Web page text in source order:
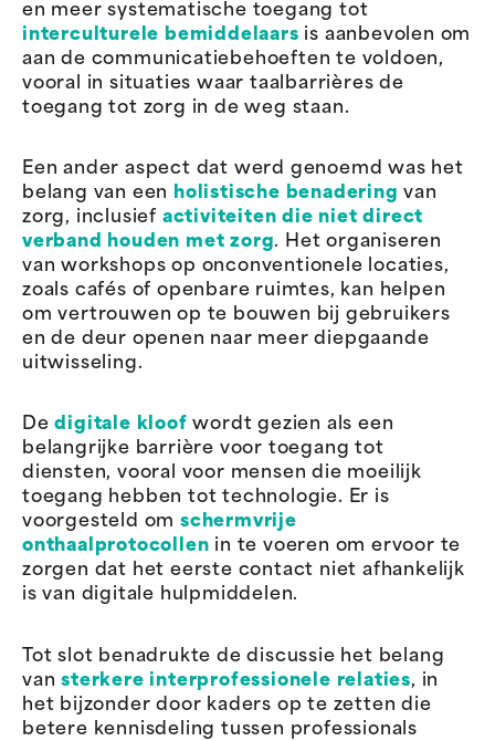
en meer systematische toegang tot
interculturele bemiddelaars is aanbevolen om
aan de communicatiebehoeften te voldoen,
vooral in situaties waar taalbarrières de
toegang tot zorg in de weg staan.
Een ander aspect dat werd genoemd was het
belang van een
holistische benadering van
zorg, inclusief activiteiten die niet direct
verband houden met zorg. Het organiseren
van workshops op onconventionele locaties,
zoals cafés of openbare ruimtes, kan helpen
om vertrouwen op te bouwen bij gebruikers
en de deur openen naar meer diepgaande
uitwisseling.
Dedigitale kloof wordt gezien als een
belangrijke barrière voor toegang tot
diensten, vooral voor mensen die moeilijk
toegang hebben tot technologie. Er is
voorgesteld omschermvrije
onthaalprotocollen in te voeren om ervoor te
zorgen dat het eerste contact niet afhankelijk
is van digitale hulpmiddelen.
Tot slot benadrukte de discussie het belang
vansterkere interprofessionele relaties, in
het bijzonder door kaders op te zetten die
betere kennisdeling tussen professionals